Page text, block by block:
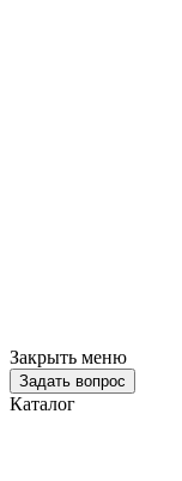
Закрыть меню
Задать вопрос
Каталог